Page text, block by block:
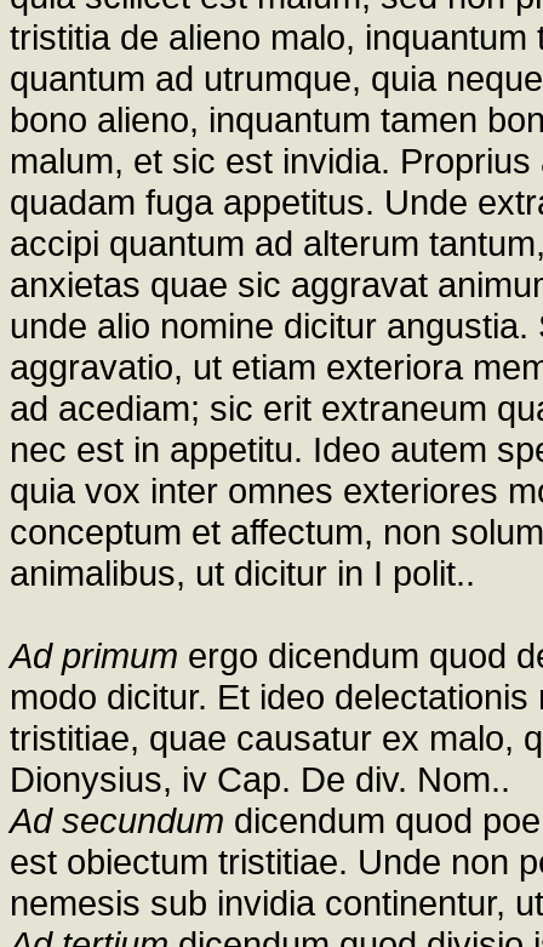
tristitia de alieno malo,
quantum ad utrumque, quia
bono alieno, inquantum tamen
malum, et sic est invidia.
quadam fuga appetitus. Unde
accipi quantum ad alterum
anxietas quae sic aggravat
unde alio nomine dicitur
aggravatio, ut etiam exteriora
ad acediam; sic erit extraneum
nec est in appetitu. Ideo autem
quia vox inter omnes exteriores
conceptum et affectum, non
animalibus, ut dicitur in I polit..
Ad primum ergo dicendum quod
modo dicitur. Et ideo
tristitiae, quae causatur ex malo,
Dionysius, iv Cap. De div. Nom..
Ad secundum dicendum quod
est obiectum tristitiae. Unde non
nemesis sub invidia continentur,